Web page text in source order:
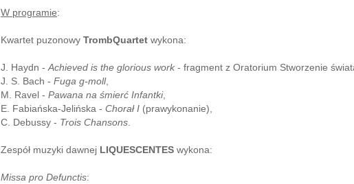
W programie:
Kwartet puzonowy TrombQuartet wykona:
J. Haydn - Achieved is the glorious work - fragment z Oratorium Stworzenie
J. S. Bach - Fuga g-moll,
M. Ravel - Pawana na śmierć Infantki,
E. Fabiańska-Jelińska - Chorał I (prawykonanie),
C. Debussy - Trois Chansons
Zespół muzyki dawnej LIQUESCENTES wykona:
Missa pro Defunctis: